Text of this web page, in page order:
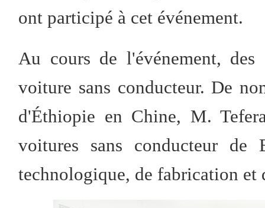
ont participé à cet événement.
Au cours de l'événement,
voiture sans conducteur. De
d'Éthiopie en Chine, M.
voitures sans conducteur de
technologique, de fabrication et